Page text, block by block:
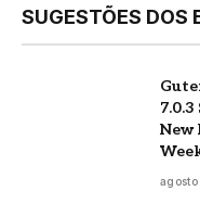
SUGESTÕES DOS
New